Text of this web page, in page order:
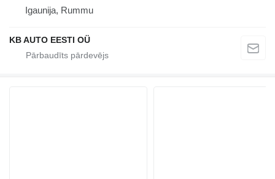
Igaunija, Rummu
KB AUTO EESTI OÜ